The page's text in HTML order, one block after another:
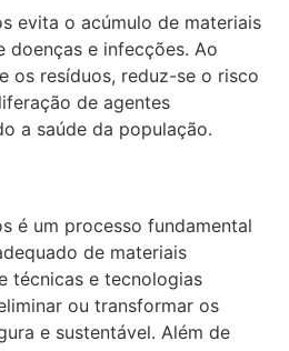
evita o acúmulo de materiais
doenças e infecções. Ao
os resíduos, reduz-se o risco
de agentes
a saúde da população.
é um processo fundamental
de materiais
técnicas e tecnologias
ou transformar os
e sustentável. Além de